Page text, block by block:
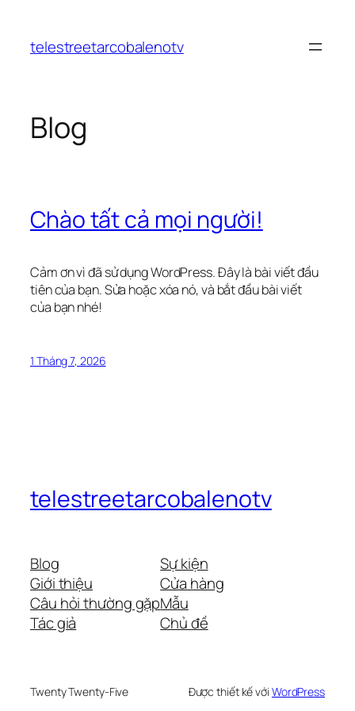
phầntelestreetarcobalenotv
Blog
Chào tất cả mọi người!
Cảm ơn vì đã sử dụng WordPress. Đây là bài viết đầu
tiên của bạn. Sửa hoặc xóa nó, và bắt đầu bài viết
của bạn nhé!
1 Tháng 7, 2026
telestreetarcobalenotv
Blog
Giới thiệu
Câu hỏi thường gặp
Tác giả
Sự kiện
Cửa hàng
Mẫu
Chủ đề
Twenty Twenty-Five Được thiết kế với WordPress